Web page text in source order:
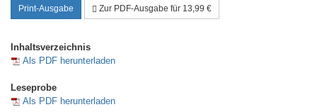
Print-Ausgabe Zur PDF-Ausgabe für 13,99 €
Inhaltsverzeichnis
Als PDF herunterladen
Leseprobe
Als PDF herunterladen